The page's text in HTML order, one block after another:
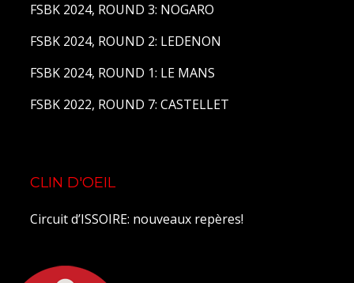
FSBK 2024, ROUND 3: NOGARO
FSBK 2024, ROUND 2: LEDENON
FSBK 2024, ROUND 1: LE MANS
FSBK 2022, ROUND 7: CASTELLET
CLIN D'OEIL
Circuit d’ISSOIRE: nouveaux repères!